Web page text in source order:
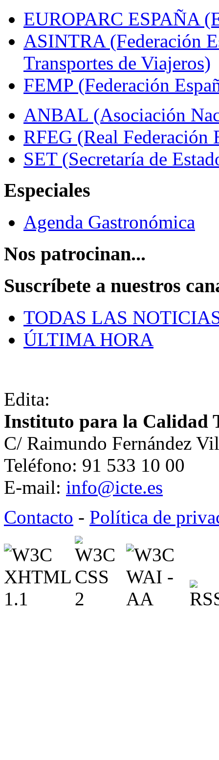
EUROPARC ESPAÑA
ASINTRA (Federación
Transportes de Viajeros)
FEMP (Federación
ANBAL (Asociación
RFEG (Real Federación
SET (Secretaría de
Especiales
Agenda Gastronómica
Nos patrocinan...
Suscríbete a nuestros
TODAS LAS
ÚLTIMA HORA
Edita:
Instituto para la Calidad
C/ Raimundo Fernández
Teléfono: 91 533 10 00
E-mail: info@icte.es
Contacto - Política de